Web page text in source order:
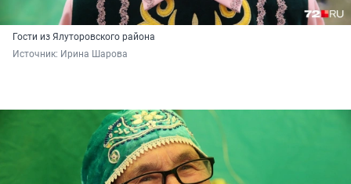
Гости из Ялуторовского района
Источник: Ирина Шарова